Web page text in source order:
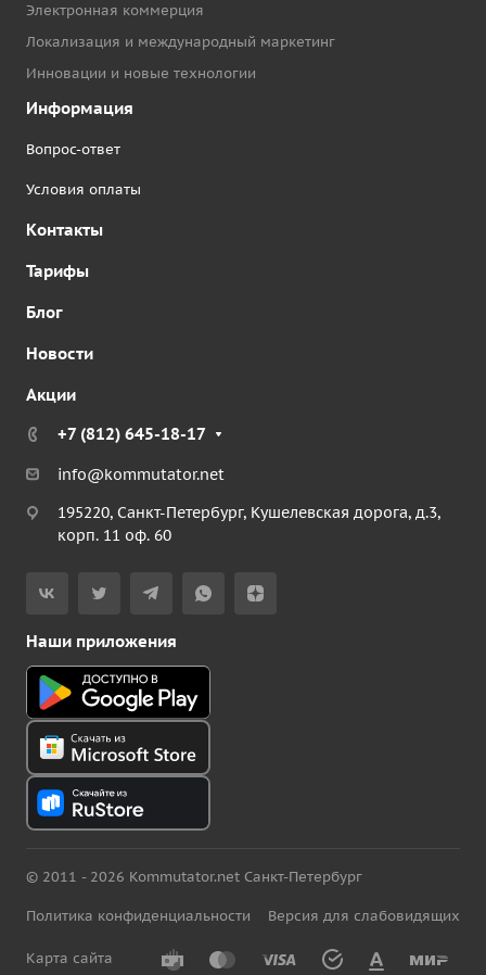
Электронная коммерция
Локализация и международный маркетинг
Инновации и новые технологии
Информация
Вопрос-ответ
Условия оплаты
Контакты
Тарифы
Блог
Новости
Акции
+7 (812) 645-18-17
info@kommutator.net
195220, Санкт-Петербург, Кушелевская дорога, д.3,
корп. 11 оф. 60
Наши приложения
© 2011 - 2026 Kommutator.net Санкт-Петербург
Политика конфиденциальности Версия для слабовидящих
Карта сайта